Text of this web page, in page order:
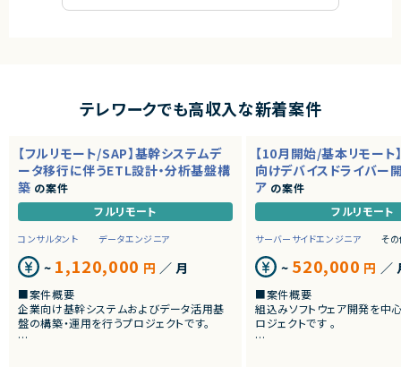
Webデザイナー/ディレクター×C#案件一覧
Webデザイナー/ディレクター×COBOL案件一覧
Webデザイナー/ディレクター×Figma案件一覧
Webデザイナー/ディレクター×Firebase案件一覧
Webデザイナー/ディレクター×Flutter案件一覧
Webデザイナー/ディレクター×FuelPHP案件一覧
Webデザイナー/ディレクター×GCP案件一覧
Webデザイナー/ディレクター×Go案件一覧
テレワークでも高収入な新着案件
【フルリモート/SAP】基幹システムデ
ータ移行に伴うETL設計・分析基盤構
築 の案件
フルリモート
コンサルタント データエンジニア
~ 1,120,000 円 ／ 月
■案件概要
企業向け基幹システムおよびデータ活用基
盤の構築・運用を行うプロジェクトです。
【10月開始/基本リモート
向けデバイスドライバー
ア の案件
フルリモート
サーバーサイドエンジニア そ
~ 520,000 円 ／
■案件概要
組込みソフトウェア開発を中
ロジェクトです 。